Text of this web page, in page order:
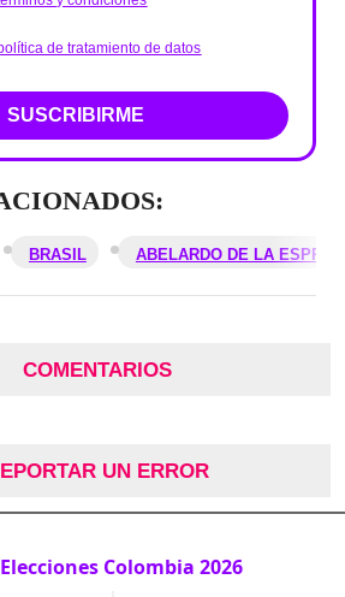
de tratamiento de datos
SUSCRIBIRME
BRASIL ABELARDO DE LA
COMENTARIOS
UN ERROR
Elecciones Colombia 2026